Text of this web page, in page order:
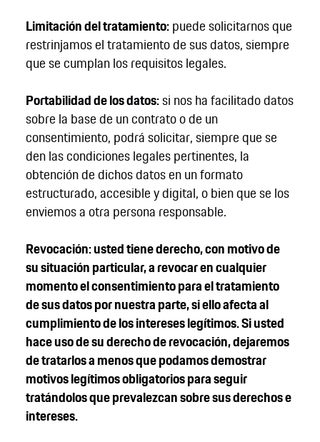
Limitación del tratamiento:puede solicitarnos que
restrinjamos el tratamiento de sus datos, siempre
que se cumplan los requisitos legales.
Portabilidad de los datos:si nos ha facilitado datos
sobre la base de un contrato o de un
consentimiento, podrá solicitar, siempre que se
den las condiciones legales pertinentes, la
obtención de dichos datos en un formato
estructurado, accesible y digital, o bien que se los
enviemos a otra persona responsable.
Revocación: usted tiene derecho, con motivo de
su situación particular, a revocar en cualquier
momento el consentimiento para el tratamiento
de sus datos por nuestra parte, si ello afecta al
cumplimiento de los intereses legítimos. Si usted
hace uso de su derecho de revocación, dejaremos
de tratarlos a menos que podamos demostrar
motivos legítimos obligatorios para seguir
tratándolos que prevalezcan sobre sus derechos e
intereses.